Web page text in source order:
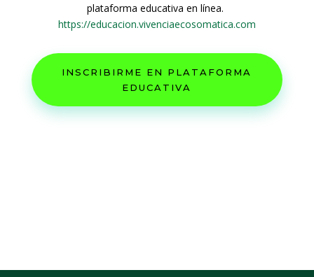
plataforma educativa en línea.
https://educacion.vivenciaecosomatica.com
INSCRIBIRME EN PLATAFORMA
EDUCATIVA